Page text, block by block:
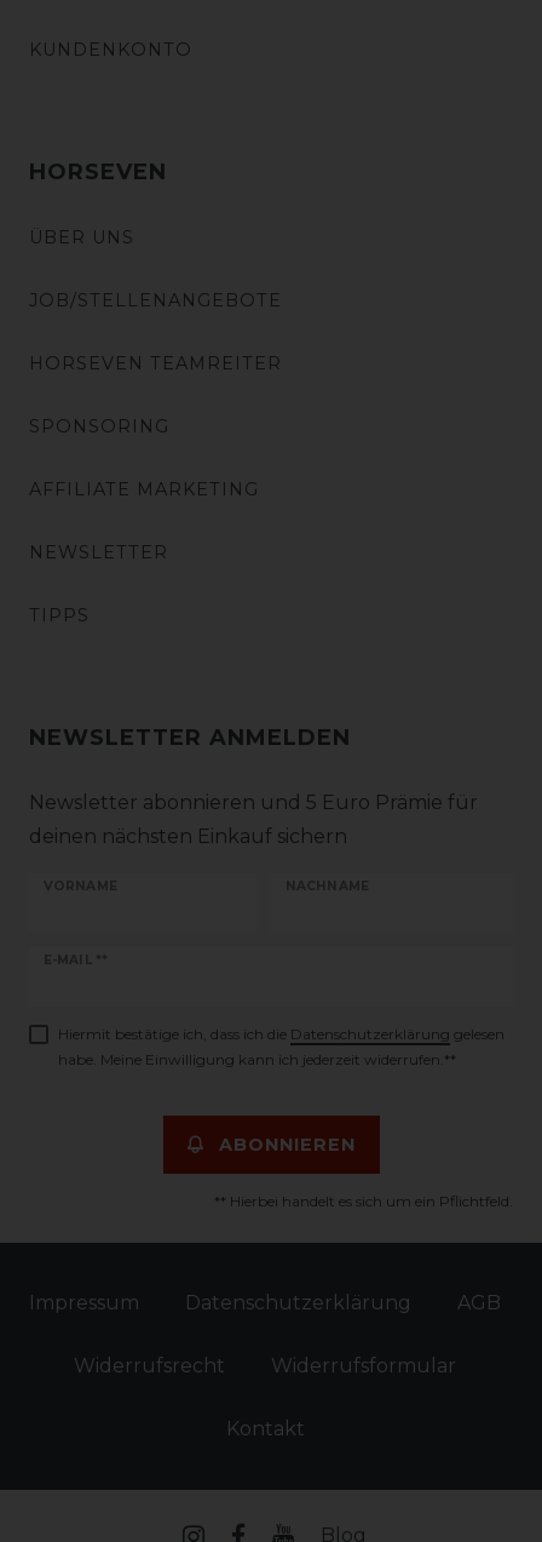
KUNDENKONTO
HORSEVEN
ÜBER UNS
JOB/STELLENANGEBOTE
HORSEVEN TEAMREITER
SPONSORING
AFFILIATE MARKETING
NEWSLETTER
TIPPS
NEWSLETTER ANMELDEN
Newsletter abonnieren und 5 Euro Prämie für
deinen nächsten Einkauf sichern
VORNAME NACHNAME
E-MAIL **
Newsletter
Hiermit bestätige ich, dass ich die Daten­schutz­erklärung gelesen
habe. Meine Einwilligung kann ich jederzeit widerrufen.**
ABONNIEREN
** Hierbei handelt es sich um ein Pflichtfeld.
Impressum Daten­schutz­erklärung AGB
Widerrufs­recht Widerrufs­formular
Kontakt
Blog